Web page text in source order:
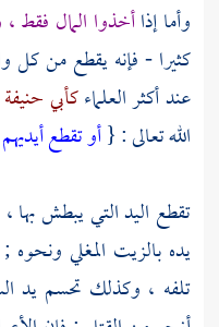
وأما إذاأخذوا المال فقط ،
كثيرا - فإنه يقطع من كل
عند أكثر العلماءكأبي حنيفة
الله تعالى : {أو تقطع
تقطع اليد التي يبطش
يده بالزيت المغلي
تلفه ، وكذلك تحسم يد